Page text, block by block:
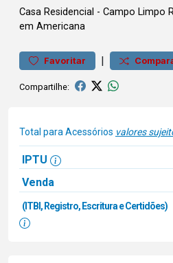
Casa Residencial - Campo Limpo
em Americana
Favoritar |
Compartilhe:
Total para Acessórios valores
IPTU
Venda
(ITBI, Registro, Escritura e Certidões)